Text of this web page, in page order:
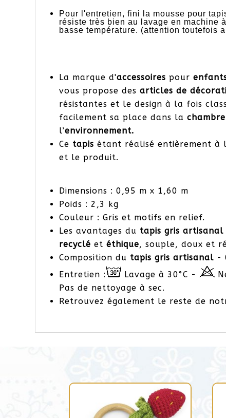
Pour l'entretien, fini la mousse pour
résiste très bien au lavage en machine
basse température. (attention toutefois
La marque d'accessoires pour
vous propose des articles de
résistantes et le design à la fois
facilement sa place dans la chambre
l’environnement.
Ce tapis étant réalisé entièrement à
et le produit.
Dimensions : 0,95 m x 1,60 m
Poids : 2,3 kg
Couleur : Gris et motifs en relief.
Les avantages du tapis gris artisanal
recyclé et éthique, souple, doux et
Composition du tapis gris artisanal-
Entretien :
Lavage à 30°C -
Pas de nettoyage à sec.
Retrouvez également le reste de